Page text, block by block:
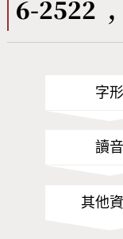
CNS查詢
6-2522 ,
字形
讀音
其他